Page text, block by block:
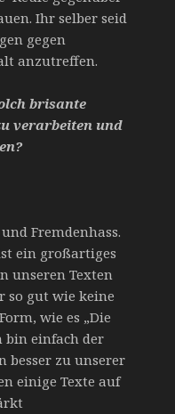
Ihr selber seid
gegen
anzutreffen.
brisante
verarbeiten und
Fremdenhass.
ein großartiges
unseren Texten
so gut wie keine
wie es „Die
bin einfach der
besser zu unserer
einige Texte auf